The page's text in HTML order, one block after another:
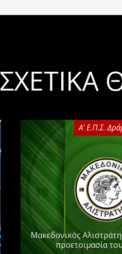
ΣΧΕΤΙΚΆ
Α' Ε.Π.Σ.
Μακεδονικός
προετοιμασία